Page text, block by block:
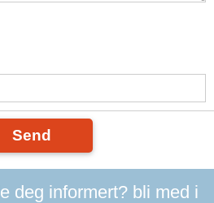
Send
deg informert? bli med i